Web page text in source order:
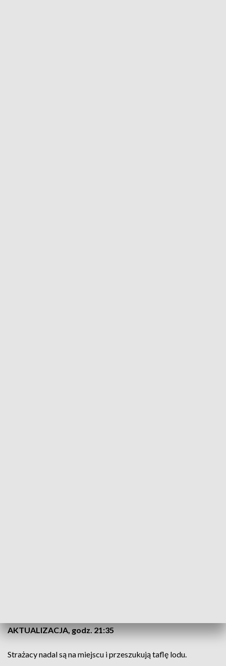
AKTUALIZACJA, godz. 21:35
Strażacy nadal są na miejscu i przeszukują taflę lodu.